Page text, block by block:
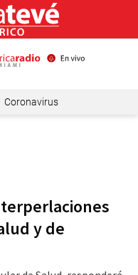
Coronavirus
y de